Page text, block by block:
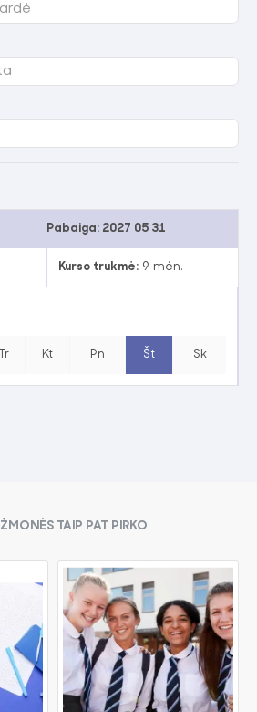
Pabaiga: 2027 05 31
Kurso trukmė: 9 mėn.
Tr Kt Pn Št Sk
ŽMONĖS TAIP PAT PIRKO